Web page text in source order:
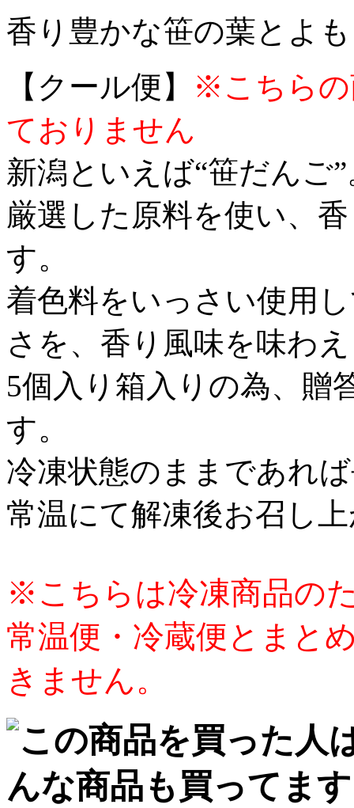
香り豊かな笹の葉とよ
【クール便】
※ こちら
ておりません
新潟といえば“笹だんご”
厳選した原料を使い、
す。
着色料をいっさい使用
さを、香り風味を味わ
5個入り箱入りの為、贈
す。
冷凍状態のままであれ
常温にて解凍後お召し
※こちらは冷凍商品の
常温便・冷蔵便とまと
きません。